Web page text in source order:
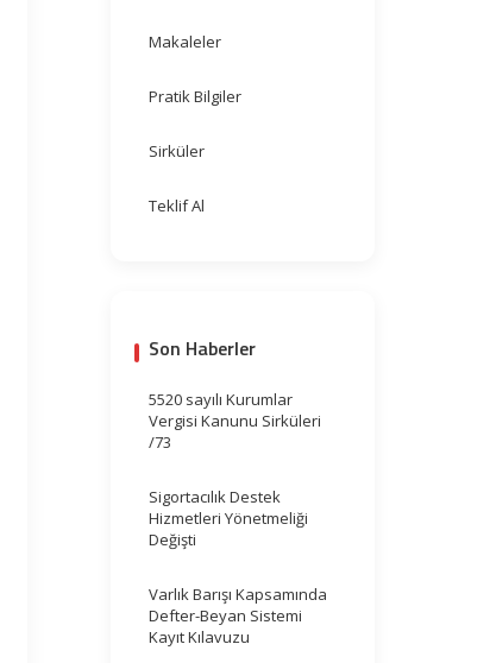
Makaleler
Pratik Bilgiler
Sirküler
Teklif Al
Son Haberler
5520 sayılı Kurumlar
Vergisi Kanunu Sirküleri
/73
Sigortacılık Destek
Hizmetleri Yönetmeliği
Değişti
Varlık Barışı Kapsamında
Defter-Beyan Sistemi
Kayıt Kılavuzu